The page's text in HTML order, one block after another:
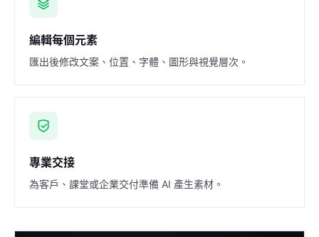
編輯每個元素
匯出後修改文案、位置、字體、圖形與視覺層次。
專業交接
為客戶、課堂或企業交付準備 AI 產生素材。